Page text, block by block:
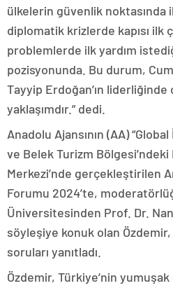
ülkelerin güvenlik noktasında
diplomatik krizlerde kapısı ilk
problemlerde ilk yardım
pozisyonunda. Bu durum,
Tayyip Erdoğan’ın
yaklaşımdır.” dedi.
Anadolu Ajansının (AA)
ve Belek Turizm Bölgesi’ndeki
Merkezi’nde gerçekleştirilen
Forumu 2024’te,
Üniversitesinden Prof. Dr.
söyleşiye konuk olan
soruları yanıtladı.
Özdemir, Türkiye’nin